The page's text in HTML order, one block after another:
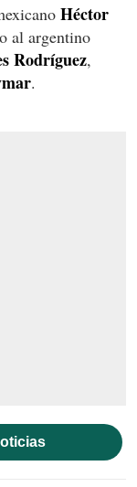
Héctor
al argentino
Rodríguez,
.